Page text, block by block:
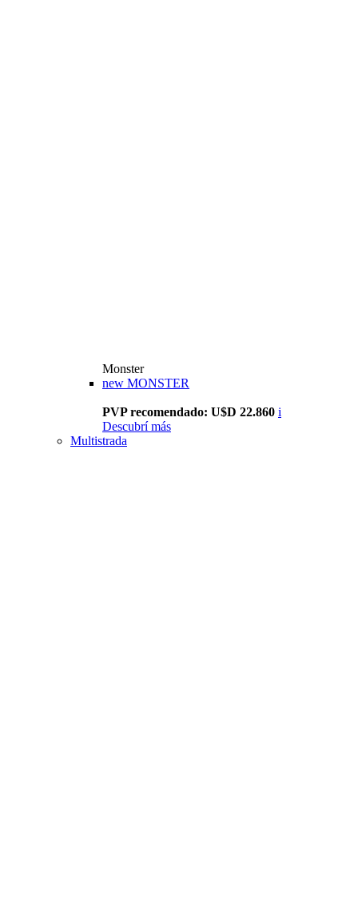
Monster
new MONSTER
PVP recomendado: U$D 22.860 i
Descubrí más
Multistrada